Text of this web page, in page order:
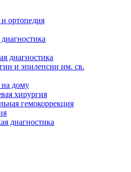
ортопедия
диагностика
диагностика
и эпилепсии им. св.
дому
хирургия
гемокоррекция
диагностика